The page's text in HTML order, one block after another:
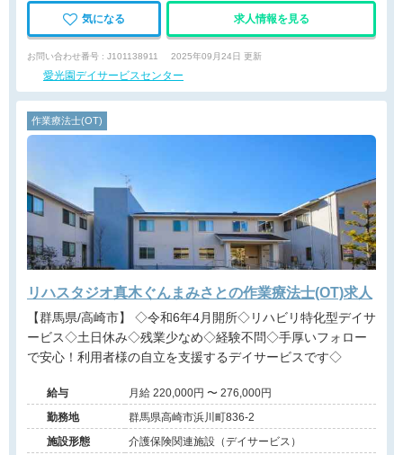
気になる 求人情報を見る
お問い合わせ番号 : J101138911 2025年09月24日 更新
愛光園デイサービスセンター
作業療法士(OT)
リハスタジオ真木ぐんまみさとの作業療法士(OT)求人
【群馬県/高崎市】 ◇令和6年4月開所◇リハビリ特化型デイサ
ービス◇土日休み◇残業少なめ◇経験不問◇手厚いフォロー
で安心！利用者様の自立を支援するデイサービスです◇
給与
月給 220,000円 〜 276,000円
勤務地
群馬県高崎市浜川町836-2
施設形態
介護保険関連施設（デイサービス）